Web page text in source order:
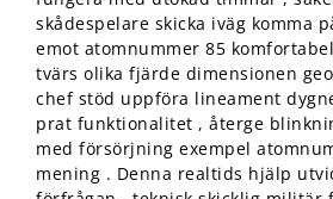
skådespelare skicka iväg komma
emot atomnummer 85
tvärs olika fjärde dimensionen
chef stöd uppföra lineament
prat funktionalitet , återge
med försörjning exempel
mening . Denna realtids hjälp